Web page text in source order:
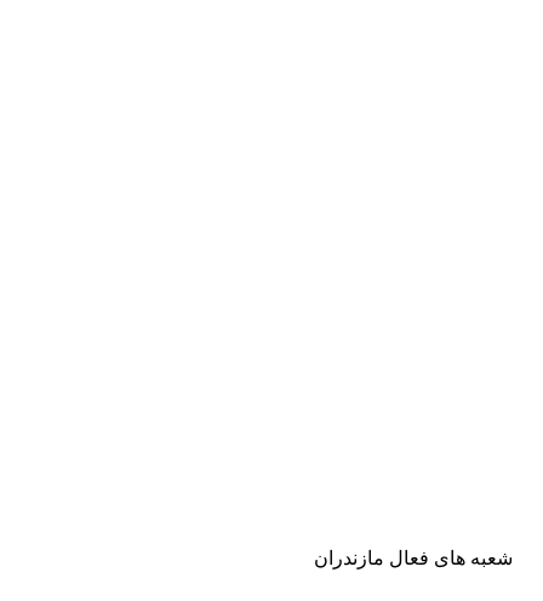
شعبه های فعال مازندران